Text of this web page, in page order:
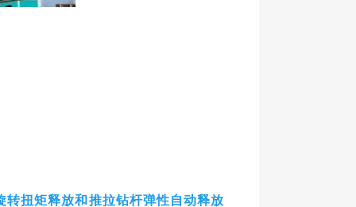
转扭矩释放和推拉钻杆弹性自动释放